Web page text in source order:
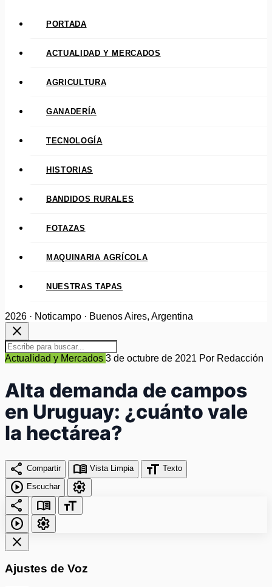
PORTADA
ACTUALIDAD Y MERCADOS
AGRICULTURA
GANADERÍA
TECNOLOGÍA
HISTORIAS
BANDIDOS RURALES
FOTAZAS
MAQUINARIA AGRÍCOLA
NUESTRAS TAPAS
2026 · Noticampo · Buenos Aires, Argentina
close
Actualidad y Mercados 3 de octubre de 2021 Por Redacción
Alta demanda de campos
en Uruguay: ¿cuánto vale
la hectárea?
share Compartir menu_book Vista Limpia format_size Texto
play_circle Escuchar
settings
share
menu_book
format_size
play_circle
settings
close
Ajustes de Voz